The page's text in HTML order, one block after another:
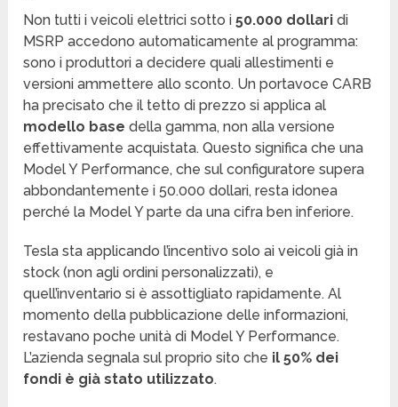
Non tutti i veicoli elettrici sotto i50.000 dollari di
MSRP accedono automaticamente al programma:
sono i produttori a decidere quali allestimenti e
versioni ammettere allo sconto. Un portavoce CARB
ha precisato che il tetto di prezzo si applica al
modello base della gamma, non alla versione
effettivamente acquistata. Questo significa che una
Model Y Performance, che sul configuratore supera
abbondantemente i 50.000 dollari, resta idonea
perché la Model Y parte da una cifra ben inferiore.
Tesla sta applicando l’incentivo solo ai veicoli già in
stock (non agli ordini personalizzati), e
quell’inventario si è assottigliato rapidamente. Al
momento della pubblicazione delle informazioni,
restavano poche unità di Model Y Performance.
L’azienda segnala sul proprio sito che il 50% dei
fondi è già stato utilizzato.